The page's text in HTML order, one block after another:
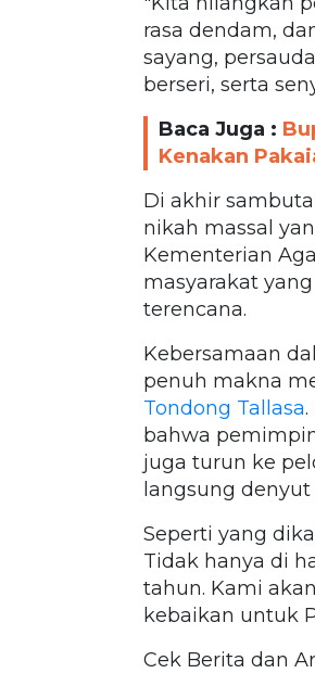
rasa dendam,
sayang,
berseri, serta
Baca Juga :
Kenakan
Di akhir
nikah massal
Kementerian
masyarakat
terencana.
Kebersamaan
penuh makna
Tondong Tallasa
bahwa
juga turun ke
langsung
Seperti yang
Tidak hanya di
tahun. Kami
kebaikan untuk
Cek Berita dan